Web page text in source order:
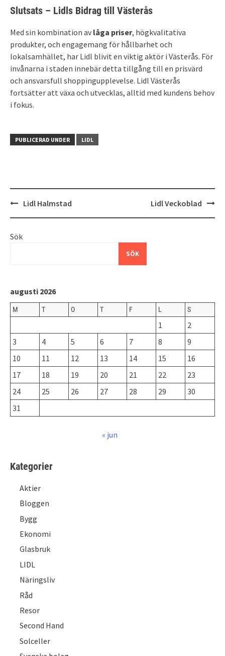
Slutsats – Lidls Bidrag till Västerås
Med sin kombination av låga priser, högkvalitativa
produkter, och engagemang för hållbarhet och
lokalsamhället, har Lidl blivit en viktig aktör i Västerås. För
invånarna i staden innebär detta tillgång till en prisvärd
och ansvarsfull shoppingupplevelse. Lidl Västerås
fortsätter att växa och utvecklas, alltid med kundens behov
i fokus.
PUBLICERAD UNDER LIDL
Inläggsnavigering
Lidl Halmstad Lidl Veckoblad
Sök
SÖK
augusti 2026
M T O T F L S
1
2
3
4 5 6 7 8
9
10
11 12 13 14 15
16
17
18 19 20 21 22
23
24
25 26 27 28 29
30
31
« jun
Kategorier
Aktier
Bloggen
Bygg
Ekonomi
Glasbruk
LIDL
Näringsliv
Råd
Resor
Second Hand
Solceller